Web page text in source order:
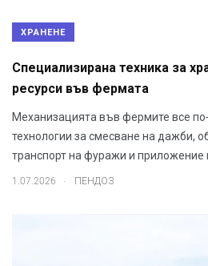
ХРАНЕНЕ
Специализирана техника за
ресурси във фермата
Механизацията във фермите все
технологии за смесване на дажби,
транспорт на фуражи и приложение
1.07.2026 . ПЕНДОЗ